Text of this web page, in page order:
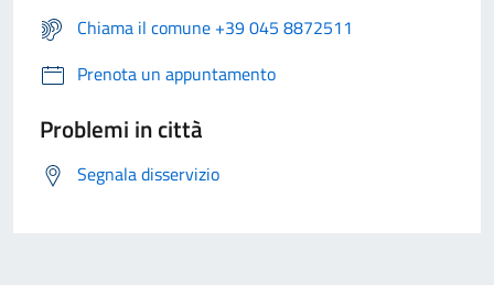
Chiama il comune +39 045 8872511
Prenota un appuntamento
Problemi in città
Segnala disservizio